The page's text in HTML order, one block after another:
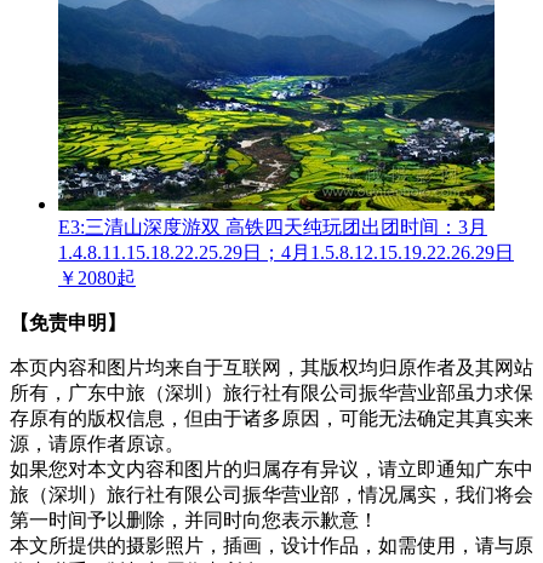
E3:三清山深度游双 高铁四天纯玩团 出团时间：3月
1.4.8.11.15.18.22.25.29日；4月1.5.8.12.15.19.22.26.29日
￥2080起
【免责申明】
本页内容和图片均来自于互联网，其版权均归原作者及其网站
所有，广东中旅（深圳）旅行社有限公司振华营业部虽力求保
存原有的版权信息，但由于诸多原因，可能无法确定其真实来
源，请原作者原谅。
如果您对本文内容和图片的归属存有异议，请立即通知广东中
旅（深圳）旅行社有限公司振华营业部，情况属实，我们将会
第一时间予以删除，并同时向您表示歉意！
本文所提供的摄影照片，插画，设计作品，如需使用，请与原